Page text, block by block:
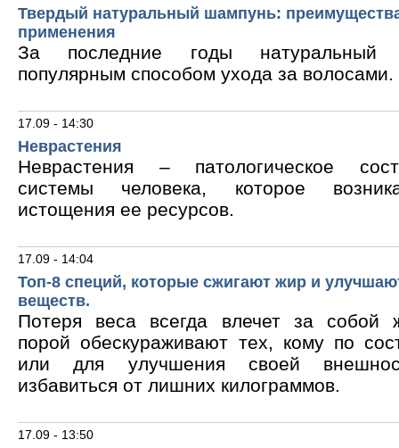
Твердый натуральный шампунь:
применения
За последние годы натуральный
популярным способом ухода за волосами.
17.09 - 14:30
Неврастения
Неврастения – патологическое
системы человека, которое
истощения ее ресурсов.
17.09 - 14:04
Топ-8 специй, которые сжигают жир и
веществ.
Потеря веса всегда влечет за собой
порой обескураживают тех, кому по
или для улучшения своей
избавиться от лишних килограммов.
17.09 - 13:50